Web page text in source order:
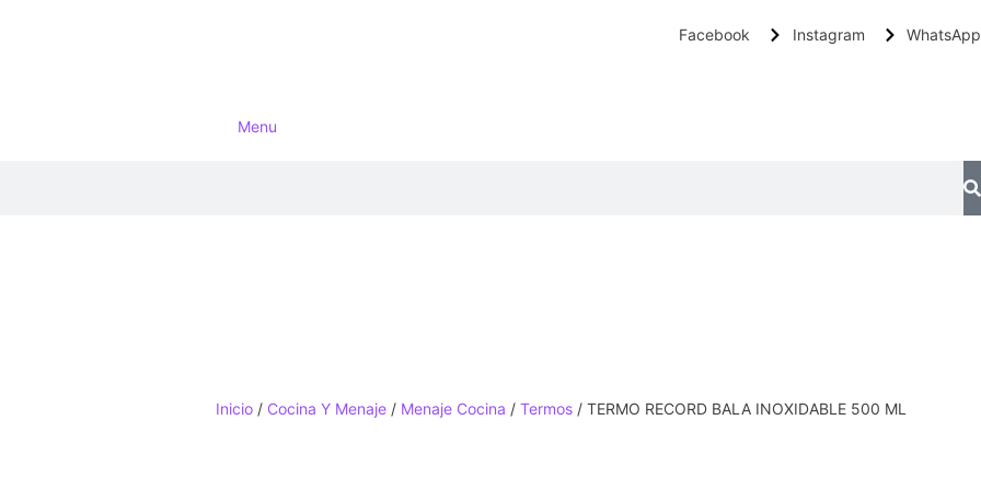
Facebook Instagram WhatsApp
Menu
Inicio / Cocina Y Menaje / Menaje Cocina /Termos / TERMO RECORD BALA INOXIDABLE 500 ML